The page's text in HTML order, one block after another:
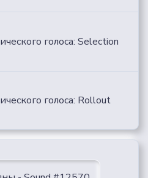
голоса: Selection
голоса: Rollout